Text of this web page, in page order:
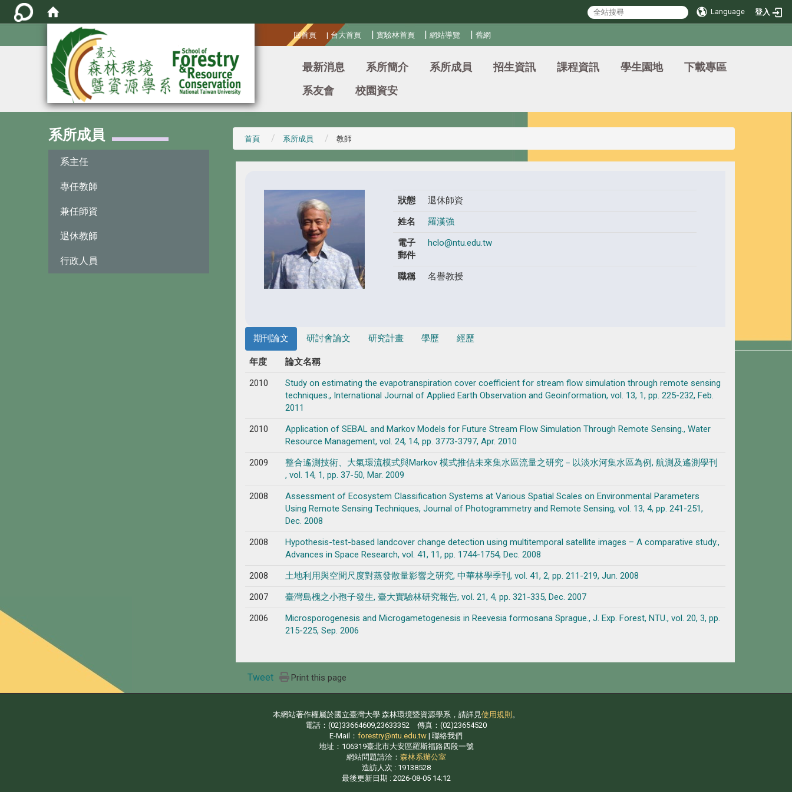
Language 登入
回首頁 | 台大首頁 | 實驗林首頁 |網站導覽 |舊網
最新消息 系所簡介 系所成員 招生資訊 課程資訊 學生園地
下載專區
系友會
校園資安
系所成員
系主任
專任教師
兼任師資
退休教師
行政人員
首頁 系所成員 教師
狀態
退休師資
姓名
羅漢強
電子
郵件
hclo@ntu.edu.tw
職稱 名譽教授
期刊論文 研討會論文 研究計畫 學歷 經歷
年度
論文名稱
2010
Study on estimating the evapotranspiration cover coefficient for stream flow simulation through remote sensing
techniques., International Journal of Applied Earth Observation and Geoinformation, vol. 13, 1, pp. 225-232, Feb.
2011
2010
Application of SEBAL and Markov Models for Future Stream Flow Simulation Through Remote Sensing., Water
Resource Management, vol. 24, 14, pp. 3773-3797, Apr. 2010
2009
整合遙測技術、大氣環流模式與Markov 模式推估未來集水區流量之研究－以淡水河集水區為例, 航測及遙測學刊
, vol. 14, 1, pp. 37-50, Mar. 2009
2008
Assessment of Ecosystem Classification Systems at Various Spatial Scales on Environmental Parameters
Using Remote Sensing Techniques, Journal of Photogrammetry and Remote Sensing, vol. 13, 4, pp. 241-251,
Dec. 2008
2008
Hypothesis-test-based landcover change detection using multitemporal satellite images – A comparative study.,
Advances in Space Research, vol. 41, 11, pp. 1744-1754, Dec. 2008
2008
土地利用與空間尺度對蒸發散量影響之研究, 中華林學季刊, vol. 41, 2, pp. 211-219, Jun. 2008
2007
臺灣島槐之小孢子發生, 臺大實驗林研究報告, vol. 21, 4, pp. 321-335, Dec. 2007
2006
Microsporogenesis and Microgametogenesis in Reevesia formosana Sprague., J. Exp. Forest, NTU., vol. 20, 3, pp.
215-225, Sep. 2006
Tweet Print this page
本網站著作權屬於國立臺灣大學 森林環境暨資源學系，請詳見使用規則 。
電話：(02)33664609,23633352 傳真：(02)23654520
E-Mail： forestry@ntu.edu.tw | 聯絡我們
地址：106319臺北市大安區羅斯福路四段一號
網站問題請洽： 森林系辦公室
造訪人次 : 19138528
最後更新日期 : 2026-08-05 14:12